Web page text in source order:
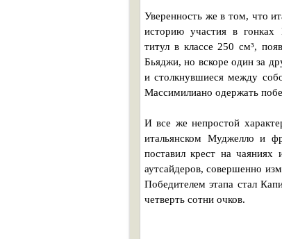
Уверенность же в том, что
историю участия в гонках
титул в классе 250 см³,
Бьяджи, но вскоре один за
и столкнувшиеся между
Массимилиано одержать
И все же непростой
итальянском Муджелло и
поставил крест на чаяниях
аутсайдеров, совершенно
Победителем этапа стал
четверть сотни очков.